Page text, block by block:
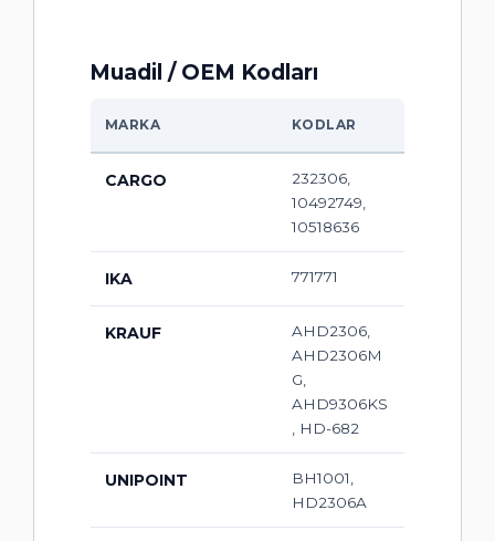
Muadil / OEM Kodları
MARKA KODLAR
CARGO
232306,
10492749,
10518636
IKA 771771
KRAUF
AHD2306,
AHD2306M
G,
AHD9306KS
, HD-682
UNIPOINT
BH1001,
HD2306A